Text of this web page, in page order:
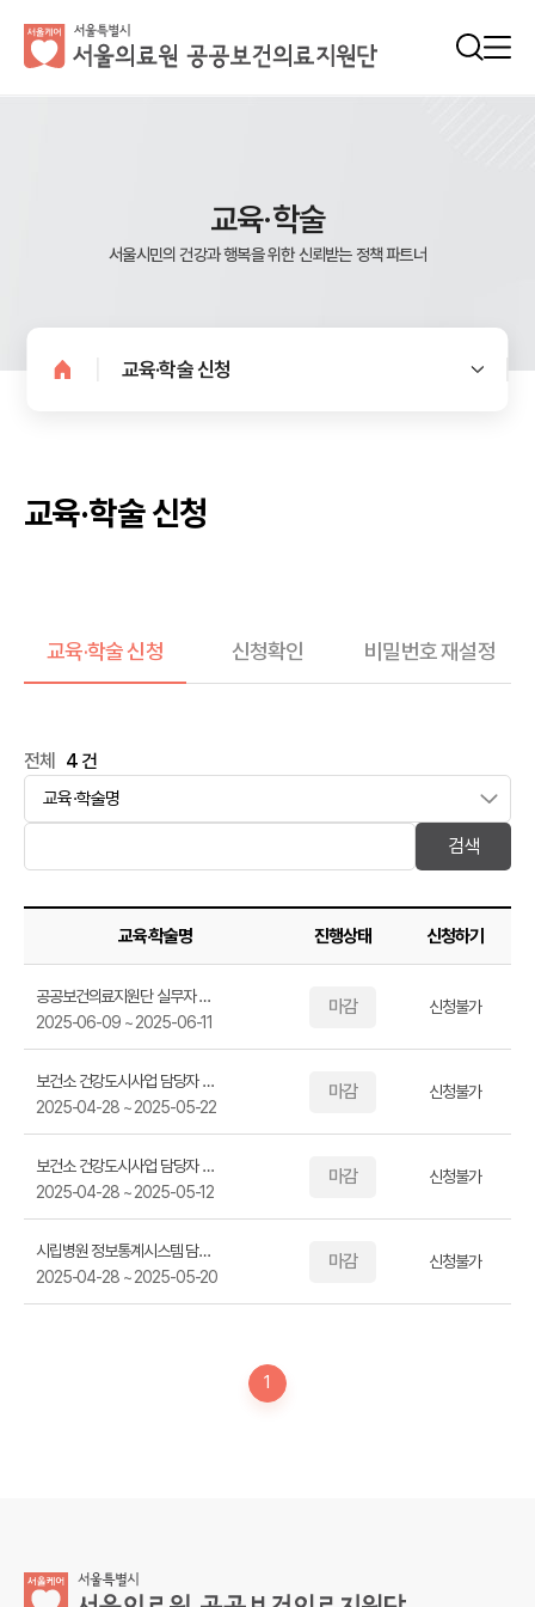
교육·학술
서울시민의 건강과 행복을 위한 신뢰받는 정책 파트너
교육·학술 신청
교육·학술 신청
교육·학술 신청 신청확인 비밀번호 재설정
전체 4건
교육·학술명 진행상태 신청하기
공공보건의료지원단 실무자 역량 강화 교육(2시간)
2025-06-09 ~ 2025-06-11
마감 신청불가
보건소 건강도시사업 담당자 역량 강화 교육_심화(4시간30분)
2025-04-28 ~ 2025-05-22
마감 신청불가
보건소 건강도시사업 담당자 역량 강화 교육_기본(4시간)
2025-04-28 ~ 2025-05-12
마감 신청불가
시립병원 정보통계시스템 담당자 역량 강화 교육(3시간)
2025-04-28 ~ 2025-05-20
마감 신청불가
1